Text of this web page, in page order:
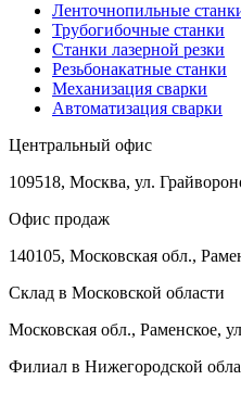
Ленточнопильные
Трубогибочные станки
Станки лазерной резки
Резьбонакатные станки
Механизация сварки
Автоматизация сварки
Центральный офис
109518, Москва, ул.
Офис продаж
140105, Московская обл.,
Склад в Московской области
Московская обл., Раменское,
Филиал в Нижегородской